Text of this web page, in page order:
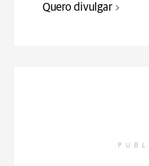
Quero divulgar